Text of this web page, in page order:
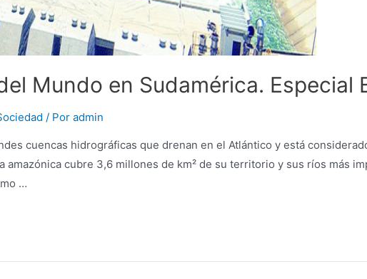
Mundo en Sudamérica. Especial
/ Por admin
cuencas hidrográficas que drenan en el Atlántico y está
amazónica cubre 3,6 millones de km² de su territorio y sus ríos más
…